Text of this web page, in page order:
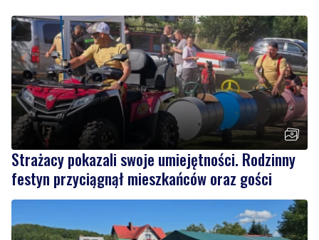
Strażacy pokazali swoje umiejętności. Rodzinny
festyn przyciągnął mieszkańców oraz gości